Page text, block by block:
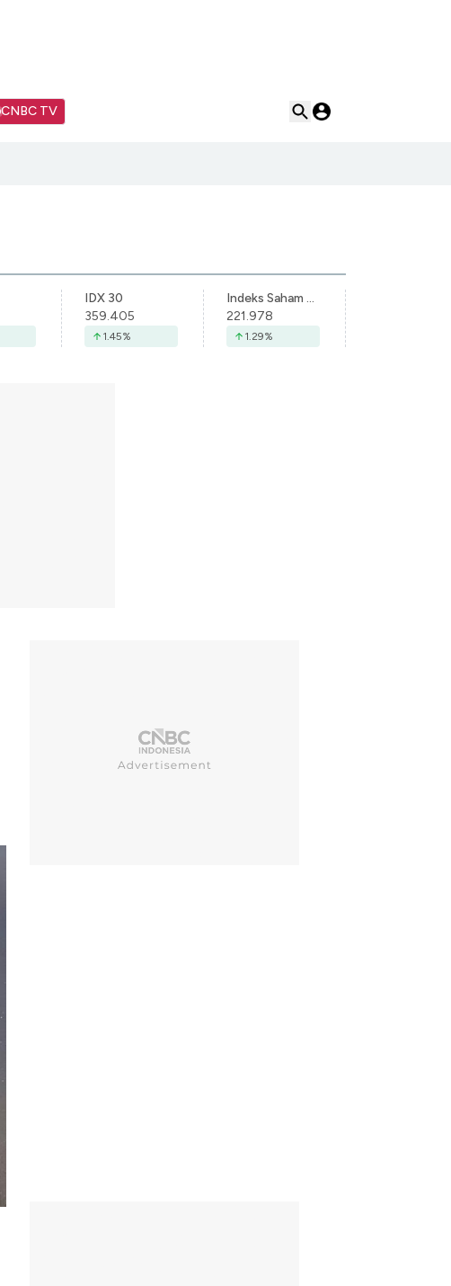
CNBC TV
IDX 30
359.405
1.45%
Indeks Saham Syariah Indonesia
221.978
1.29%